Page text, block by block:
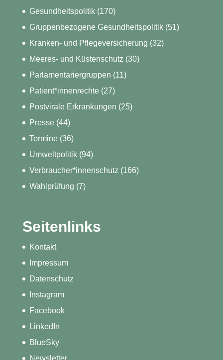
Gesundheitspolitik(170)
Gruppenbezogene Gesundheitspolitik(51)
Kranken- und Pflegeversicherung (32)
Meeres- und Küstenschutz (30)
Parlamentariergruppen (11)
Patient*innenrechte(27)
Postvirale Erkrankungen (25)
Presse(44)
Termine(36)
Umweltpolitik(94)
Verbraucher*innenschutz (166)
Wahlprüfung (7)
Seitenlinks
Kontakt
Impressum
Datenschutz
Instagram
Facebook
LinkedIn
BlueSky
Newsletter